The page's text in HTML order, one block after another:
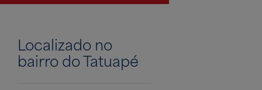
Localizado no
bairro do Tatuapé